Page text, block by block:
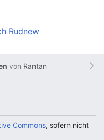
Rudnew
von Rantan
Commons, sofern nicht